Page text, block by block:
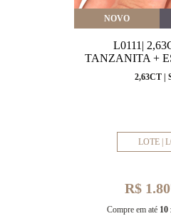
NOVO
L0111|
TANZANITA +
2,63CT |
LOTE |
R$
Compre em até 10